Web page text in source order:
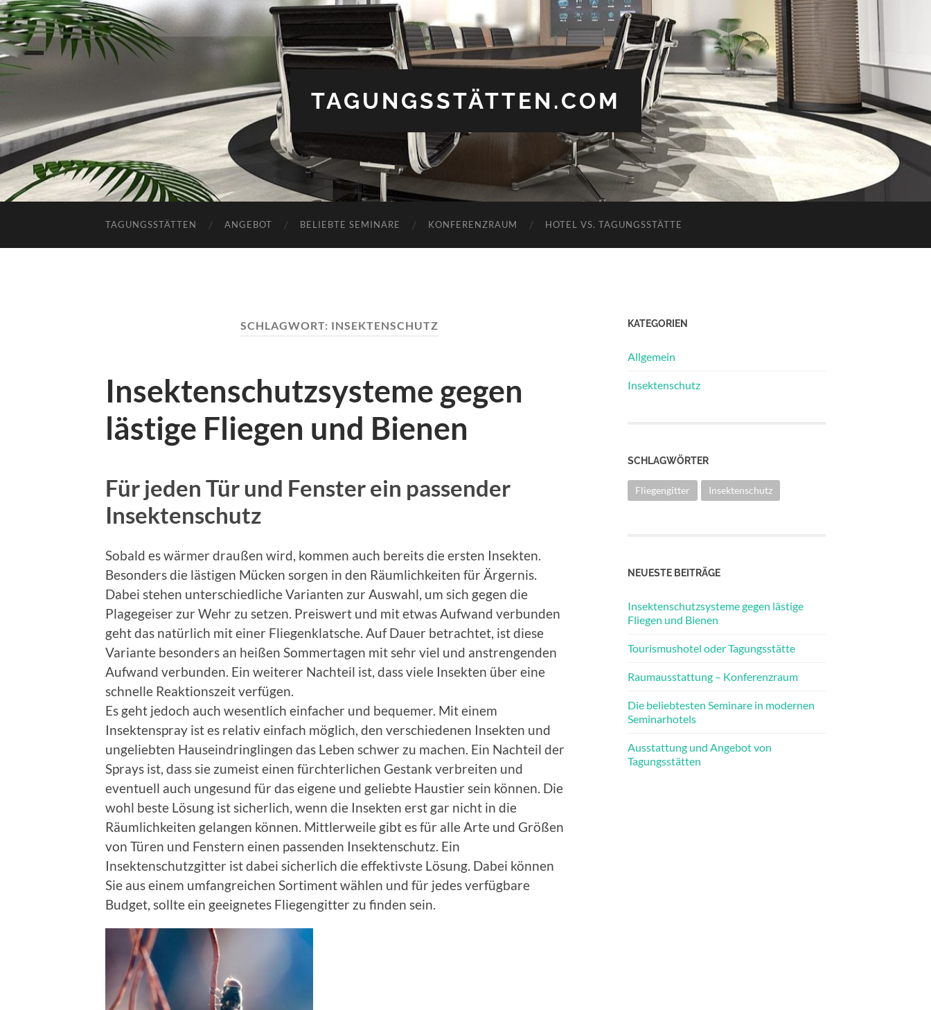
TAGUNGSSTÄTTEN.COM
TAGUNGSSTÄTTEN ANGEBOT BELIEBTE SEMINARE KONFERENZRAUM HOTEL VS. TAGUNGSSTÄTTE
SCHLAGWORT: INSEKTENSCHUTZ
Insektenschutzsysteme gegen
lästige Fliegen und Bienen
Für jeden Tür und Fenster ein passender
Insektenschutz
Sobald es wärmer draußen wird, kommen auch bereits die ersten Insekten.
Besonders die lästigen Mücken sorgen in den Räumlichkeiten für Ärgernis.
Dabei stehen unterschiedliche Varianten zur Auswahl, um sich gegen die
Plagegeiser zur Wehr zu setzen. Preiswert und mit etwas Aufwand verbunden
geht das natürlich mit einer Fliegenklatsche. Auf Dauer betrachtet, ist diese
Variante besonders an heißen Sommertagen mit sehr viel und anstrengenden
Aufwand verbunden. Ein weiterer Nachteil ist, dass viele Insekten über eine
schnelle Reaktionszeit verfügen.
Es geht jedoch auch wesentlich einfacher und bequemer. Mit einem
Insektenspray ist es relativ einfach möglich, den verschiedenen Insekten und
ungeliebten Hauseindringlingen das Leben schwer zu machen. Ein Nachteil der
Sprays ist, dass sie zumeist einen fürchterlichen Gestank verbreiten und
eventuell auch ungesund für das eigene und geliebte Haustier sein können. Die
wohl beste Lösung ist sicherlich, wenn die Insekten erst gar nicht in die
Räumlichkeiten gelangen können. Mittlerweile gibt es für alle Arte und Größen
von Türen und Fenstern einen passenden Insektenschutz. Ein
Insektenschutzgitter ist dabei sicherlich die effektivste Lösung. Dabei können
Sie aus einem umfangreichen Sortiment wählen und für jedes verfügbare
Budget, sollte ein geeignetes Fliegengitter zu finden sein.
KATEGORIEN
Allgemein
Insektenschutz
SCHLAGWÖRTER
Fliegengitter Insektenschutz
NEUESTE BEITRÄGE
Insektenschutzsysteme gegen lästige
Fliegen und Bienen
Tourismushotel oder Tagungsstätte
Raumausstattung – Konferenzraum
Die beliebtesten Seminare in modernen
Seminarhotels
Ausstattung und Angebot von
Tagungsstätten